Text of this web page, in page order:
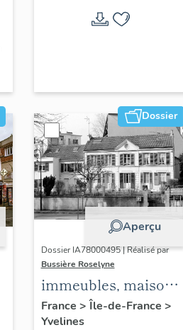
Dossier
Aperçu
Dossier IA78000495 | Réalisé par
Bussière Roselyne
immeubles, maisons,
fermes
France > Île-de-France >
Yvelines